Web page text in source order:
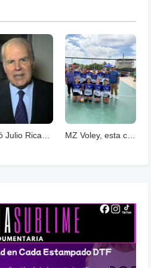
MZ Voley, esta cerrando un año con grandes logros